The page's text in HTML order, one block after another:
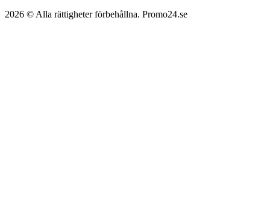
2026 © Alla rättigheter förbehållna. Promo24.se